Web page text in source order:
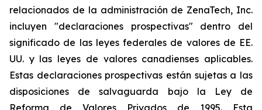
relacionados de la administración de ZenaTech, Inc.
incluyen "declaraciones prospectivas" dentro del
significado de las leyes federales de valores de EE.
UU. y las leyes de valores canadienses aplicables.
Estas declaraciones prospectivas están sujetas a las
disposiciones de salvaguarda bajo la Ley de
Reforma de Valores Privados de 1995. Esta